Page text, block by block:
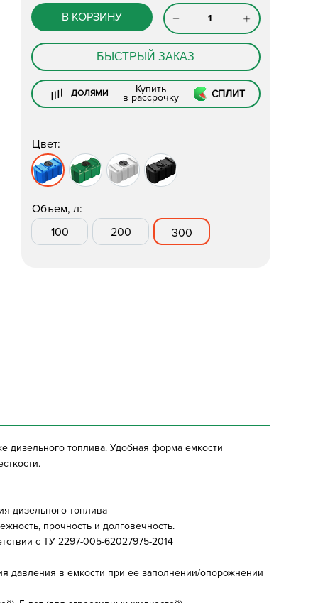
В КОРЗИНУ
БЫСТРЫЙ ЗАКАЗ
ДОЛЯМИ Купить
в рассрочку СПЛИТ
Цвет:
Объем, л:
100
200 300
дизельного топлива. Удобная форма емкости
дизельного топлива
прочность и долговечность.
с ТУ 2297-005-62027975-2014
давления в емкости при ее заполнении/опорожнении